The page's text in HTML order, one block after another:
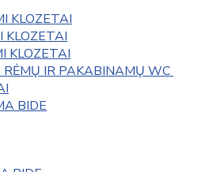
KLOZETAI
KLOZETAI
KLOZETAI
RĖMŲ IR PAKABINAMŲ WC
BIDE